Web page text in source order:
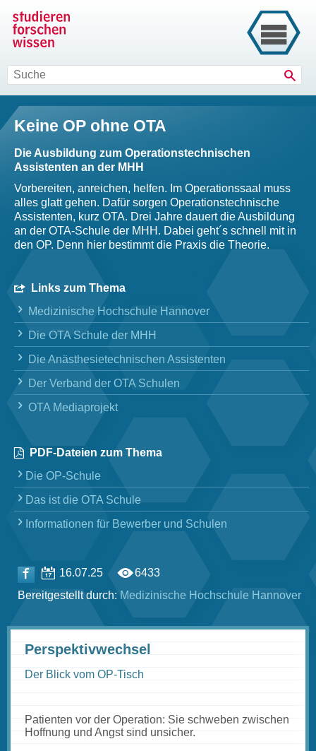
Keine OP ohne OTA
Die Ausbildung zum Operationstechnischen
Assistenten an der MHH
Vorbereiten, anreichen, helfen. Im Operationssaal muss
alles glatt gehen. Dafür sorgen Operationstechnische
Assistenten, kurz OTA. Drei Jahre dauert die Ausbildung
an der OTA-Schule der MHH. Dabei geht´s schnell mit in
den OP. Denn hier bestimmt die Praxis die Theorie.
Links zum Thema
Medizinische Hochschule Hannover
Die OTA Schule der MHH
Die Anästhesietechnischen Assistenten
Der Verband der OTA Schulen
OTA Mediaprojekt
PDF-Dateien zum Thema
Die OP-Schule
Das ist die OTA Schule
Informationen für Bewerber und Schulen
16.07.25
6433
Bereitgestellt durch: Medizinische ­Hochschule ­Hannover
Perspektivwechsel
Der Blick vom OP-Tisch
Patienten vor der Operation: Sie schweben zwischen
Hoffnung und Angst sind unsicher.